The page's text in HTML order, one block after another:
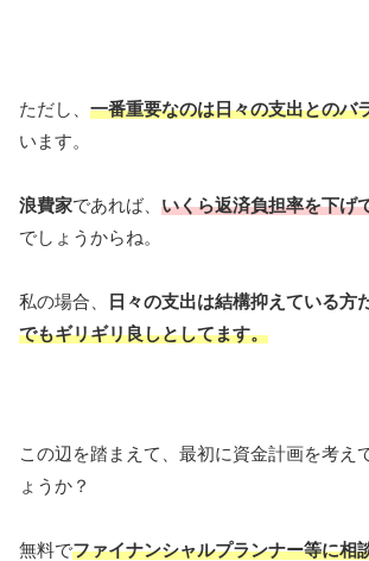
ただし、 一番重要なのは日々の支出とのバ
います。
浪費家であれば、 いくら返済負担率を下げ
でしょうからね。
私の場合、 日々の支出は結構抑えている方
でもギリギリ良しとしてます。
この辺を踏まえて、最初に資金計画を考え
ょうか？
無料でファイナンシャルプランナー等に相